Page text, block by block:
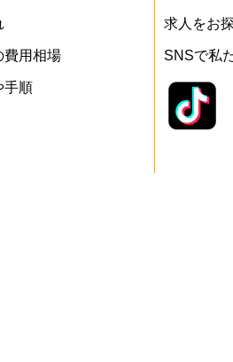
用相場
手順
求人をお
SNSで私